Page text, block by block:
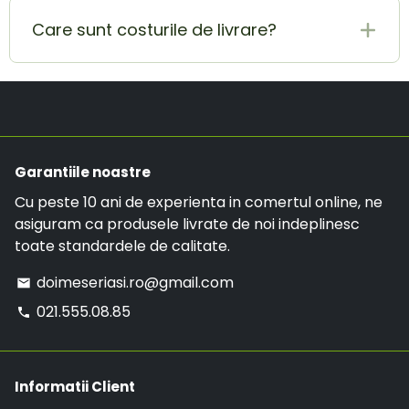
primite pe aceasta adresa de email vor fi luate
tale sau pentru anularea acesteia,
Care sunt costurile de livrare?
Garantiile noastre
Cu peste 10 ani de experienta in comertul online, ne
asiguram ca produsele livrate de noi indeplinesc
toate standardele de calitate.
email doimeseriasi.ro@gmail.com
phone 021.555.08.85
Informatii Client